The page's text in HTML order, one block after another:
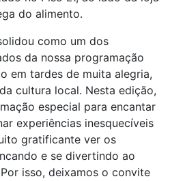
do alimento.
como um dos
da nossa programação
em tardes de muita alegria,
cultura local. Nesta edição,
especial para encantar
experiências inesquecíveis
gratificante ver os
e se divertindo ao
isso, deixamos o convite